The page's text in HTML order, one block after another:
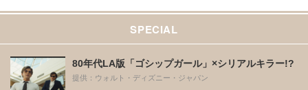
SPECIAL
80年代LA版「ゴシップガール」×シリアルキラー!?
提供：ウォルト・ディズニー・ジャパン